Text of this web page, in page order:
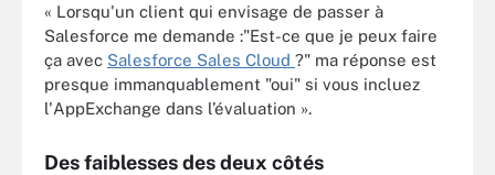
« Lorsqu'un client qui envisage de passer à
Salesforce me demande :"Est-ce que je peux faire
ça avec Salesforce Sales Cloud ?" ma réponse est
presque immanquablement "oui" si vous incluez
l'AppExchange dans l’évaluation ».
Des faiblesses des deux côtés